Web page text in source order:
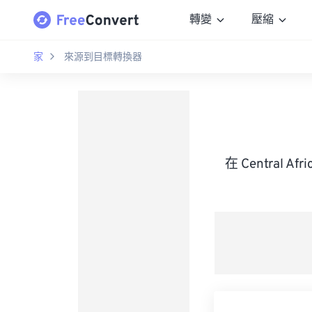
轉變 壓縮
家 來源到目標轉換器
在 Central